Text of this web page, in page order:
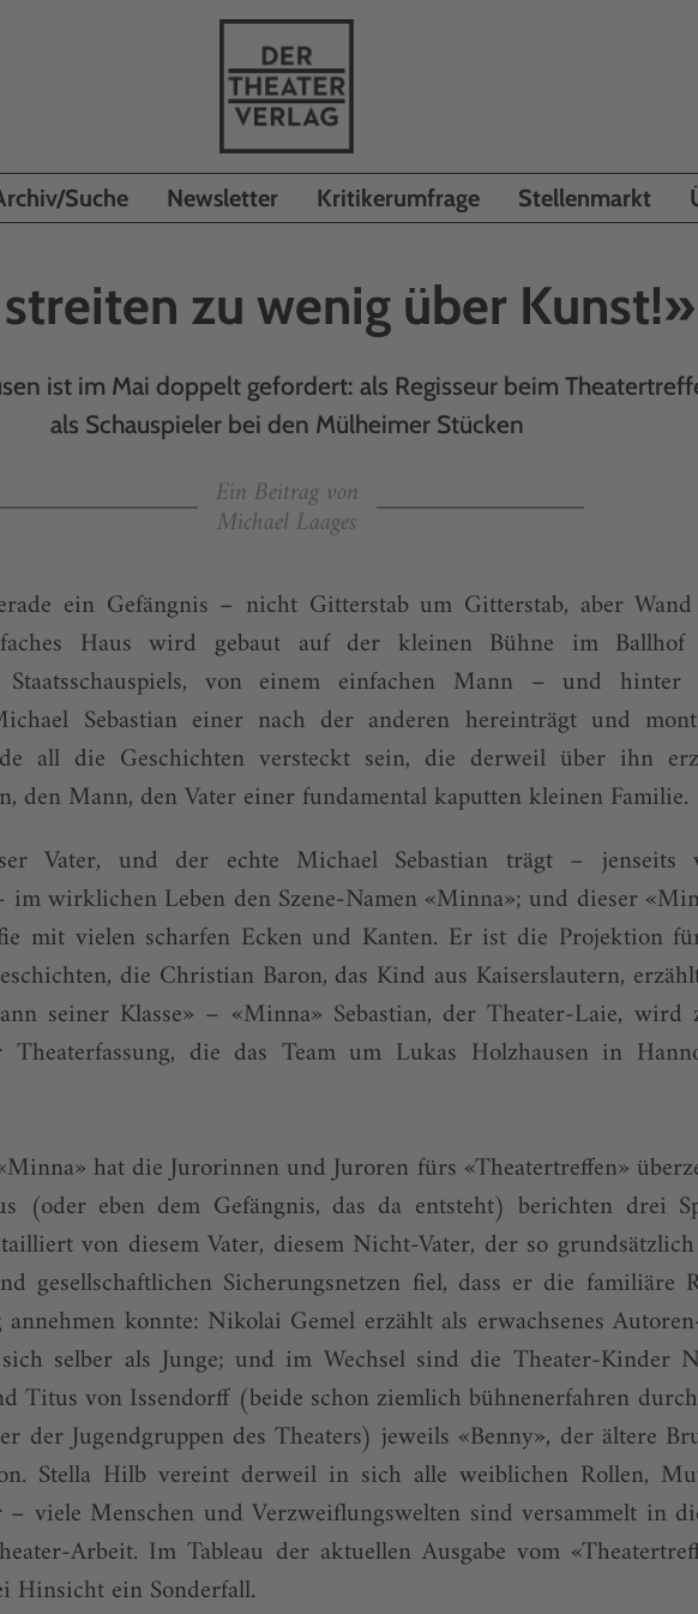
Suche Newsletter Kritikerumfrage Stellenmarkt
zu wenig über Kunst!»
ist im Mai doppelt gefordert: als Regisseur beim
als Schauspieler bei den Mülheimer Stücken
Ein Beitrag von
Michael Laages
ein Gefängnis – nicht Gitterstab um Gitterstab, aber
Haus wird gebaut auf der kleinen Bühne im Ballhof
Staatsschauspiels, von einem einfachen Mann – und hinter
Sebastian einer nach der anderen hereinträgt und
all die Geschichten versteckt sein, die derweil über ihn
den Mann, den Vater einer fundamental kaputten kleinen Familie.
Vater, und der echte Michael Sebastian trägt – jenseits
im wirklichen Leben den Szene-Namen «Minna»; und dieser
mit vielen scharfen Ecken und Kanten. Er ist die Projektion
die Christian Baron, das Kind aus Kaiserslautern,
seiner Klasse» – «Minna» Sebastian, der Theater-Laie, wird
die das Team um Lukas Holzhausen in
hat die Jurorinnen und Juroren fürs «Theatertreffen»
(oder eben dem Gefängnis, das da entsteht) berichten drei
von diesem Vater, diesem Nicht-Vater, der so
gesellschaftlichen Sicherungsnetzen fiel, dass er die familiäre
konnte: Nikolai Gemel erzählt als erwachsenes
selber als Junge; und im Wechsel sind die Theater-Kinder
Titus von Issendorff (beide schon ziemlich bühnenerfahren
der Jugendgruppen des Theaters) jeweils «Benny», der ältere
Stella Hilb vereint derweil in sich alle weiblichen Rollen,
viele Menschen und Verzweiflungswelten sind versammelt in
Arbeit. Im Tableau der aktuellen Ausgabe vom
Hinsicht ein Sonderfall.